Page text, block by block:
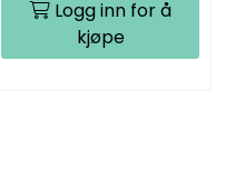
Logg inn for å
kjøpe